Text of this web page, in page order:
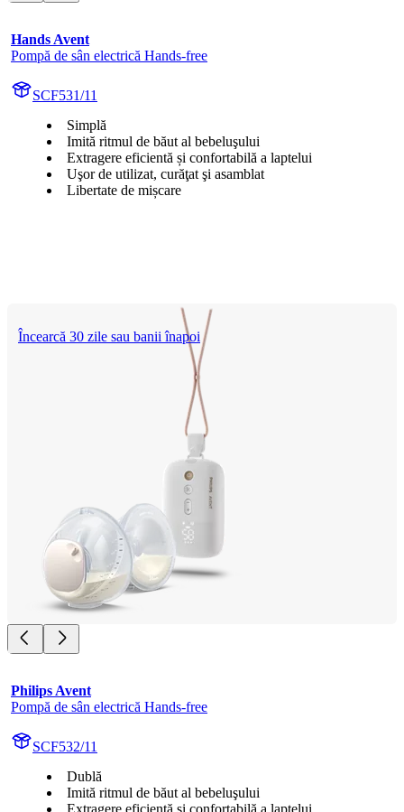
Hands Avent
Pompă de sân electrică Hands-free
SCF531/11
Simplă
Imită ritmul de băut al bebeluşului
Extragere eficientă și confortabilă a laptelui
Uşor de utilizat, curăţat şi asamblat
Libertate de mișcare
Încearcă 30 zile sau banii înapoi
Philips Avent
Pompă de sân electrică Hands-free
SCF532/11
Dublă
Imită ritmul de băut al bebeluşului
Extragere eficientă și confortabilă a laptelui